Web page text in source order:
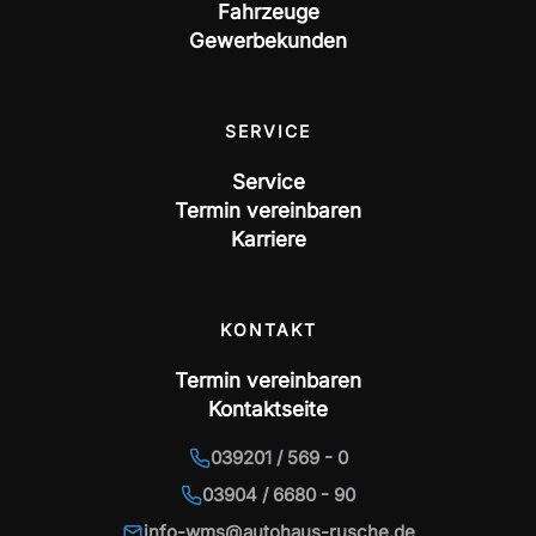
Fahrzeuge
Gewerbekunden
SERVICE
Service
Termin vereinbaren
Karriere
KONTAKT
Termin vereinbaren
Kontaktseite
039201 / 569 - 0
03904 / 6680 - 90